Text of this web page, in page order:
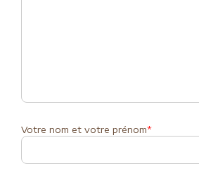
Votre nom et votre prénom*